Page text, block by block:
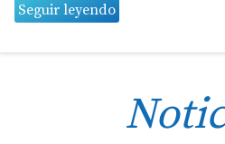
Seguir leyendo